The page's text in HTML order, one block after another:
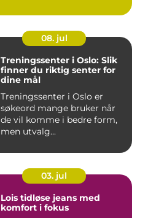
08. jul
Treningssenter i Oslo: Slik
finner du riktig senter for
dine mål
Treningssenter i Oslo er
søkeord mange bruker når
de vil komme i bedre form,
men utvalg...
03. jul
Lois tidløse jeans med
komfort i fokus